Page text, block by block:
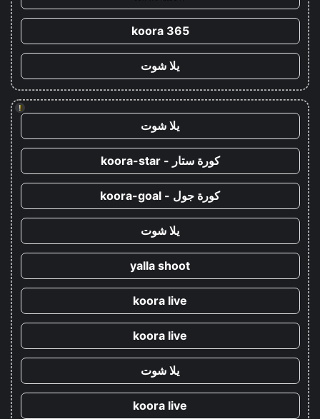
koora 365
يلا شوت
!
يلا شوت
كورة ستار - koora-star
كورة جول - koora-goal
يلا شوت
yalla shoot
koora live
koora live
يلا شوت
koora live